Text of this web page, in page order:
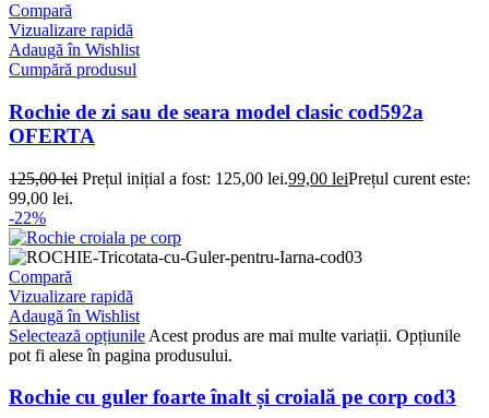
Compară
Vizualizare rapidă
Adaugă în Wishlist
Cumpără produsul
Rochie de zi sau de seara model clasic cod592a
OFERTA
125,00lei Prețul inițial a fost: 125,00 lei.99,00 leiPrețul curent este:
99,00 lei.
-22%
Compară
Vizualizare rapidă
Adaugă în Wishlist
Selectează opțiunile Acest produs are mai multe variații. Opțiunile
pot fi alese în pagina produsului.
Rochie cu guler foarte înalt și croială pe corp cod3